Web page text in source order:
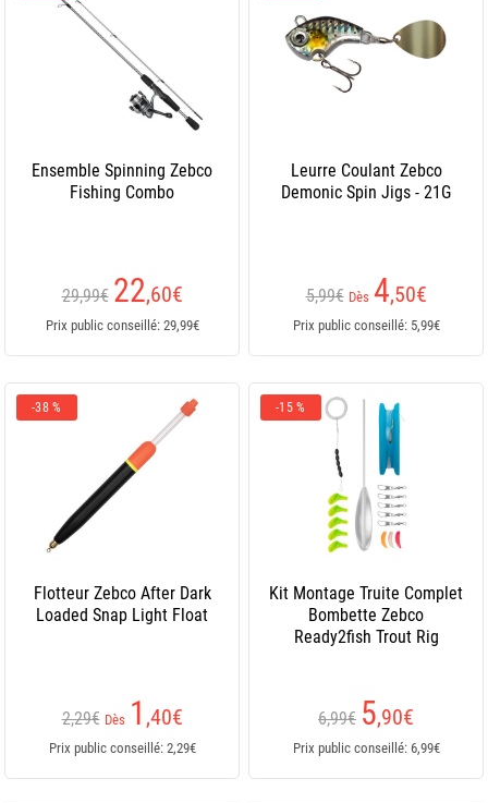
Ensemble Spinning Zebco
Fishing Combo
29,99€ 22,60€
Prix public conseillé: 29,99€
Leurre Coulant Zebco
Demonic Spin Jigs - 21G
5,99€ Dès 4,50€
Prix public conseillé: 5,99€
-38 %
Flotteur Zebco After Dark
Loaded Snap Light Float
2,29€ Dès 1 ,40€
Prix public conseillé: 2,29€
-15 %
Kit Montage Truite Complet
Bombette Zebco
Ready2fish Trout Rig
6,99€ 5,90€
Prix public conseillé: 6,99€